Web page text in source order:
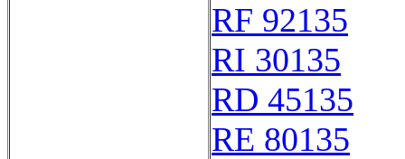
RF 92135
RI 30135
RD 45135
RE 80135